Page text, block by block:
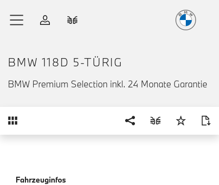
Anmelden
BMW 118D 5-TÜRIG
BMW Premium Selection inkl. 24 Monate Garantie
Fahrzeuginfos